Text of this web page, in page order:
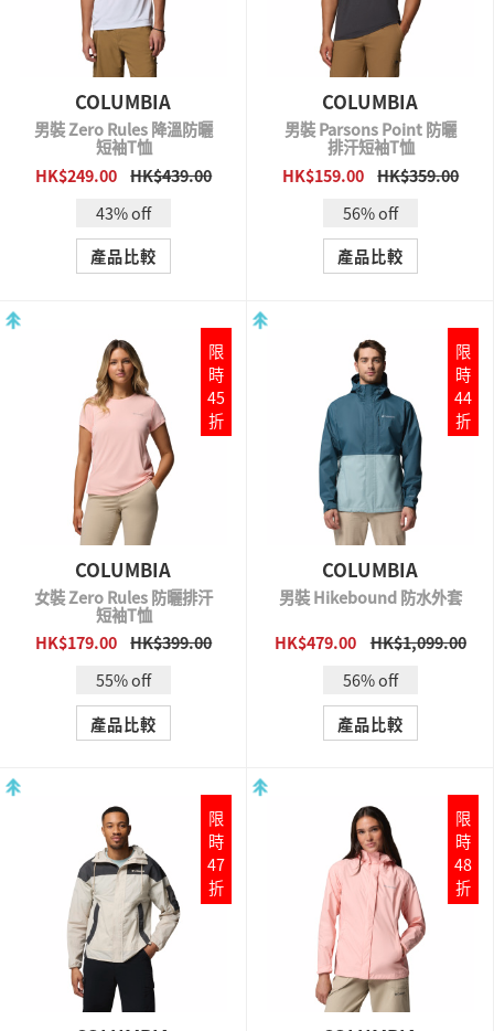
QUICK VIEW
COLUMBIA
男裝 Zero Rules 降溫防曬
短袖T恤
HK$249.00 HK$439.00
43% off
產品比較
QUICK VIEW
COLUMBIA
男裝 Parsons Point 防曬
排汗短袖T恤
HK$159.00 HK$359.00
56% off
產品比較
QUICK VIEW
COLUMBIA
女裝 Zero Rules 防曬排汗
短袖T恤
HK$179.00 HK$399.00
55% off
產品比較
限
時
45
折
QUICK VIEW
COLUMBIA
男裝 Hikebound 防水外套
HK$479.00
HK$1,099.00
56% off
產品比較
限
時
44
折
限
時
47
折
限
時
48
折